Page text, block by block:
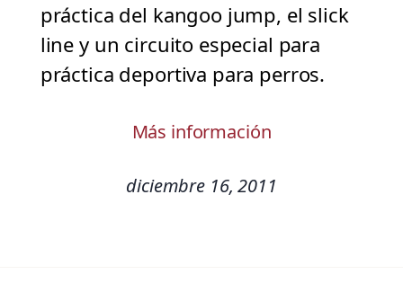
práctica del kangoo jump, el slick
line y un circuito especial para
práctica deportiva para perros.
Más información
diciembre 16, 2011